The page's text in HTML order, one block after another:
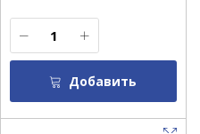
Добавить